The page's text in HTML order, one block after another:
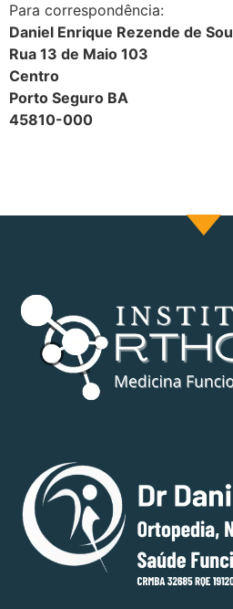
Para correspondência:
Daniel Enrique Rezende de
Rua 13 de Maio 103
Centro
Porto Seguro BA
45810-000